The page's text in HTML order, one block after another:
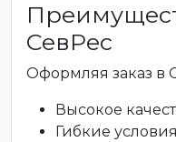
СевРес
Оформляя заказ в
Высокое
Гибкие